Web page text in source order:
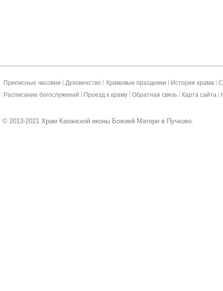
Приписные часовни Духовенство Храмовые праздники История храма
Расписание богослужений
Проезд к храму Обратная связь Карта сайта
© 2013-2021 Храм Казанской иконы Божией Матери в Пучково.